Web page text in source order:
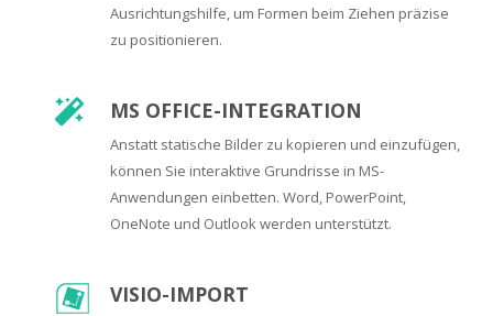
Ausrichtungshilfe, um Formen beim Ziehen präzise
zu positionieren.
MS OFFICE-INTEGRATION
Anstatt statische Bilder zu kopieren und einzufügen,
können Sie interaktive Grundrisse in MS-
Anwendungen einbetten. Word, PowerPoint,
OneNote und Outlook werden unterstützt.
VISIO-IMPORT